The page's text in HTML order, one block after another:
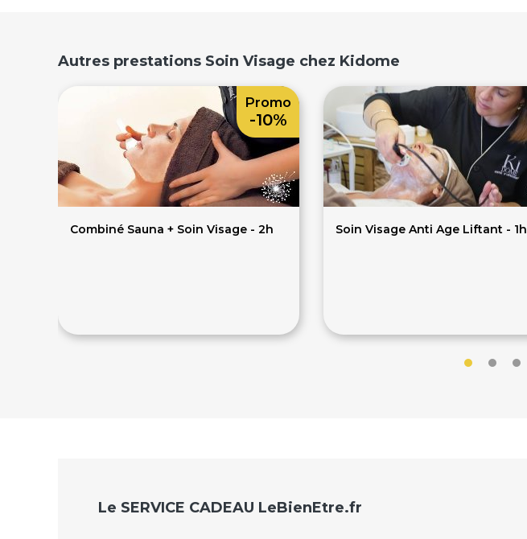
Autres prestations Soin Visage chez Kidome
Combiné Sauna + Soin Visage - 2h
Promo
-10%
Soin Visage Anti Age Liftant - 1h
Le SERVICE CADEAU LeBienEtre.fr